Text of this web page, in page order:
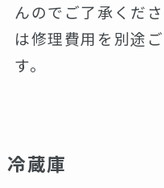
んのでご了承くだ
は修理費用を別途
す。
冷蔵庫